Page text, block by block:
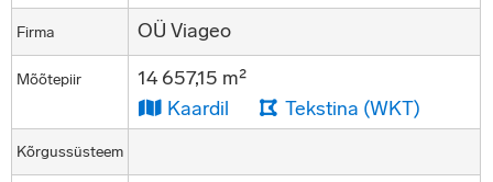
Firma OÜ Viageo
Mõõtepiir
14 657,15 m²
Kaardil
Tekstina (WKT)
Kõrgussüsteem